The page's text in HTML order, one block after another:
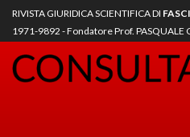
RIVISTA GIURIDICA SCIENTIFICA DI
1971-9892 - Fondatore Prof. PASQUALE